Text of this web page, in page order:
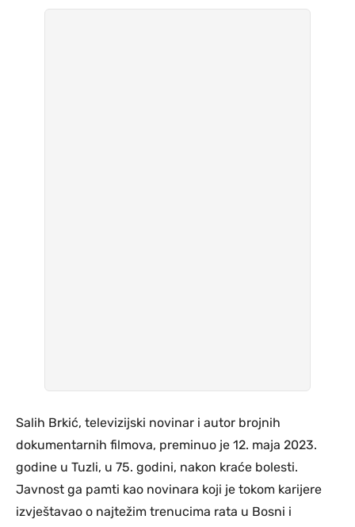
Salih Brkić, televizijski novinar i autor brojnih
dokumentarnih filmova, preminuo je 12. maja 2023.
godine u Tuzli, u 75. godini, nakon kraće bolesti.
Javnost ga pamti kao novinara koji je tokom karijere
izvještavao o najtežim trenucima rata u Bosni i